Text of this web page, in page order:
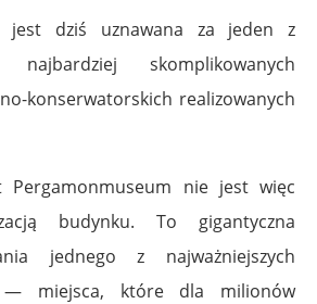
jest dziś uznawana za jeden z
skomplikowanych
konserwatorskich realizowanych
Pergamonmuseum nie jest więc
budynku. To gigantyczna
jednego z najważniejszych
— miejsca, które dla milionów